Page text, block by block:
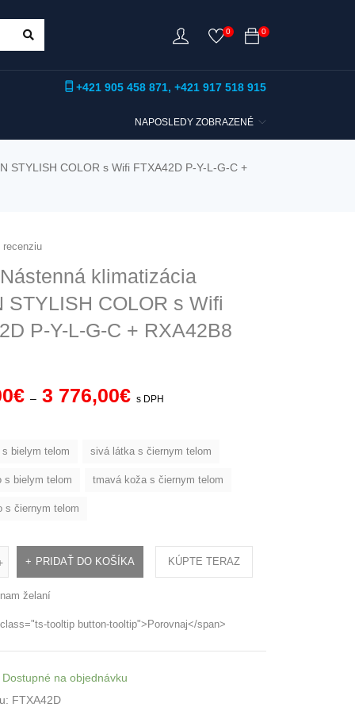
0
0
+421 905 458 871, +421 917 518 915
NAPOSLEDY ZOBRAZENÉ
STYLISH COLOR s Wifi FTXA42D P-Y-L-G-C +
recenziu
klimatizácia
STYLISH COLOR s Wifi
P-Y-L-G-C + RXA42B8
€ – 3 776,00€ s DPH
bielym telom sivá látka s čiernym telom
s bielym telom tmavá koža s čiernym telom
s čiernym telom
PRIDAŤ DO KOŠÍKA KÚPTE TERAZ
želaní
tooltip button-tooltip">Porovnaj</span>
Dostupné na objednávku
FTXA42D